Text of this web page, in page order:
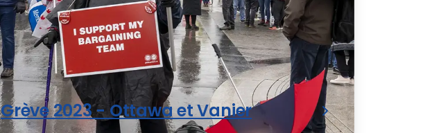
Grève 2023 - Ottawa et Vanier